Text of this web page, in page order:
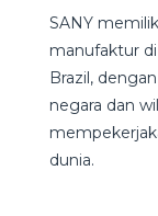
SANY
manufaktur
Brazil,
negara dan
dunia.